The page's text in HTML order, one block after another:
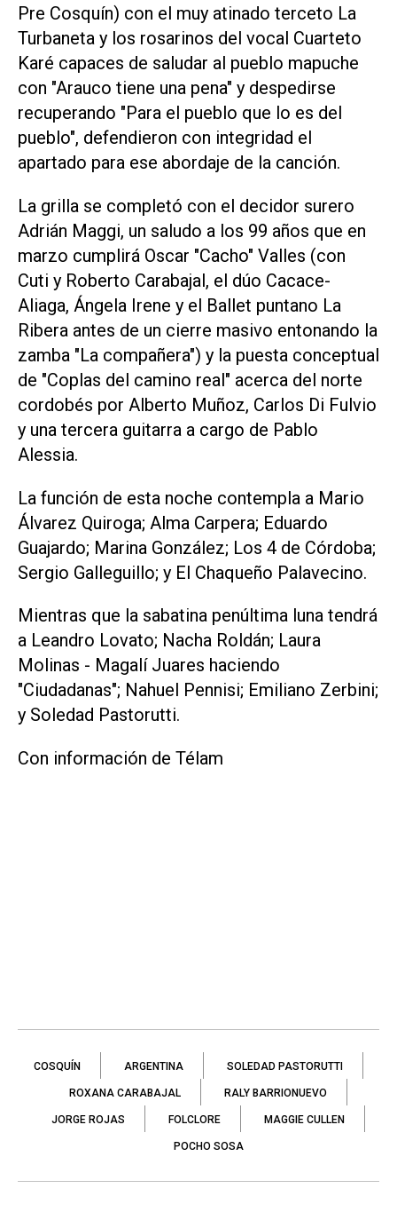
Pre Cosquín) con el muy atinado terceto La
Turbaneta y los rosarinos del vocal Cuarteto
Karé capaces de saludar al pueblo mapuche
con "Arauco tiene una pena" y despedirse
recuperando "Para el pueblo que lo es del
pueblo", defendieron con integridad el
apartado para ese abordaje de la canción.
La grilla se completó con el decidor surero
Adrián Maggi, un saludo a los 99 años que en
marzo cumplirá Oscar "Cacho" Valles (con
Cuti y Roberto Carabajal, el dúo Cacace-
Aliaga, Ángela Irene y el Ballet puntano La
Ribera antes de un cierre masivo entonando la
zamba "La compañera") y la puesta conceptual
de "Coplas del camino real" acerca del norte
cordobés por Alberto Muñoz, Carlos Di Fulvio
y una tercera guitarra a cargo de Pablo
Alessia.
La función de esta noche contempla a Mario
Álvarez Quiroga; Alma Carpera; Eduardo
Guajardo; Marina González; Los 4 de Córdoba;
Sergio Galleguillo; y El Chaqueño Palavecino.
Mientras que la sabatina penúltima luna tendrá
a Leandro Lovato; Nacha Roldán; Laura
Molinas - Magalí Juares haciendo
"Ciudadanas"; Nahuel Pennisi; Emiliano Zerbini;
y Soledad Pastorutti.
Con información de Télam
COSQUÍN ARGENTINA SOLEDAD PASTORUTTI
ROXANA CARABAJAL RALY BARRIONUEVO
JORGE ROJAS FOLCLORE MAGGIE CULLEN
POCHO SOSA